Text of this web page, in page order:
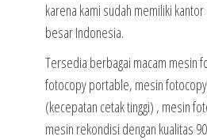
karena kami sudah memiliki
besar Indonesia.
Tersedia berbagai macam mesin
fotocopy portable, mesin
(kecepatan cetak tinggi) , mesin
mesin rekondisi dengan kualitas